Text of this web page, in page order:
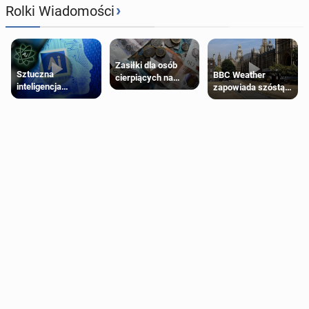
Rolki Wiadomości›
Sztuczna
inteligencja
próbowała oszukać
Zasiłki dla osób
cierpiących na
schorzenia
BBC Weather
zapowiada szóstą
falę upałów w